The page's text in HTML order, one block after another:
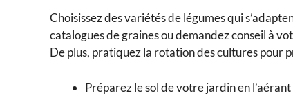
Choisissez des variétés de légumes qui
catalogues de graines ou demandez conseil à
De plus, pratiquez la rotation des cultures pour
Préparez le sol de votre jardin en